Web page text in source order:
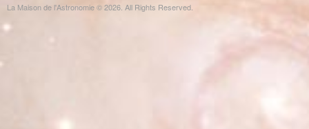
La Maison de l'Astronomie © 2026. All Rights Reserved.